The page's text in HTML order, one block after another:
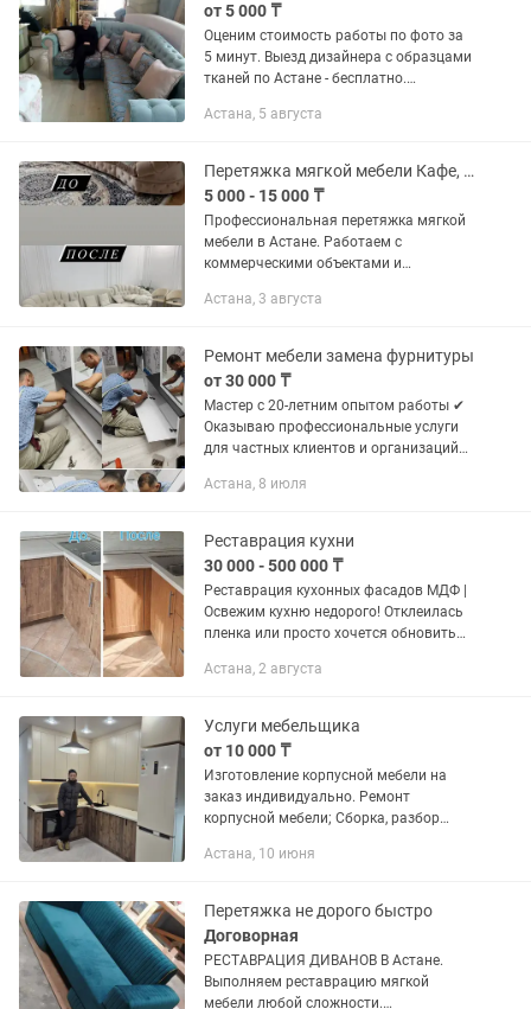
от 5 000 ₸
Оценим стоимость работы по фото за
5 минут. Выезд дизайнера с образцами
тканей по Астане - бесплатно.
кресел, стульев, кроватей, кухонных
Астана, 5 августа
Перетяжка мягкой мебели Кафе, офисы, Большие объемы
5 000 - 15 000 ₸
Профессиональная перетяжка мягкой
мебели в Астане. Работаем с
коммерческими объектами и
кафе и ресторанами ✔ офисами и
ЖК ✔...
Астана, 3 августа
Ремонт мебели замена фурнитуры
от 30 000 ₸
Мастер с 20-летним опытом работы ✔
Оказываю профессиональные услуги
для частных клиентов и организаций
сложности, особенно там, где нужно
Астана, 8 июля
Реставрация кухни
30 000 - 500 000 ₸
Реставрация кухонных фасадов МДФ |
Освежим кухню недорого! Отклеилась
пленка или просто хочется обновить
мебели? Mы поможем! Cнимаем
Астана, 2 августа
Услуги мебельщика
от 10 000 ₸
Изготовление корпусной мебели на
заказ индивидуально. Ремонт
корпусной мебели; Сборка, разбор
Каспи и прочих платформ; Помощь с
Астана, 10 июня
Перетяжка не дорого быстро
Договорная
РЕСТАВРАЦИЯ ДИВАНОВ В Астане.
Выполняем реставрацию мягкой
мебели любой сложности.